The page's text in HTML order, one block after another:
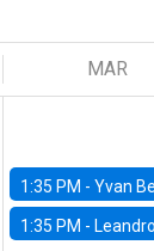
MAR
1:35 PM - Yvan Becard,
1:35 PM - Leandro Gorno, FGV EPGE Brazilian School